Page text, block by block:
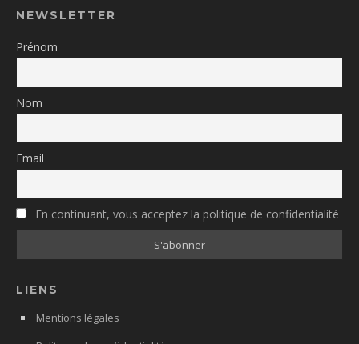
NEWSLETTER
Prénom
Nom
Email
En continuant, vous acceptez la politique de confidentialité
LIENS
Mentions légales